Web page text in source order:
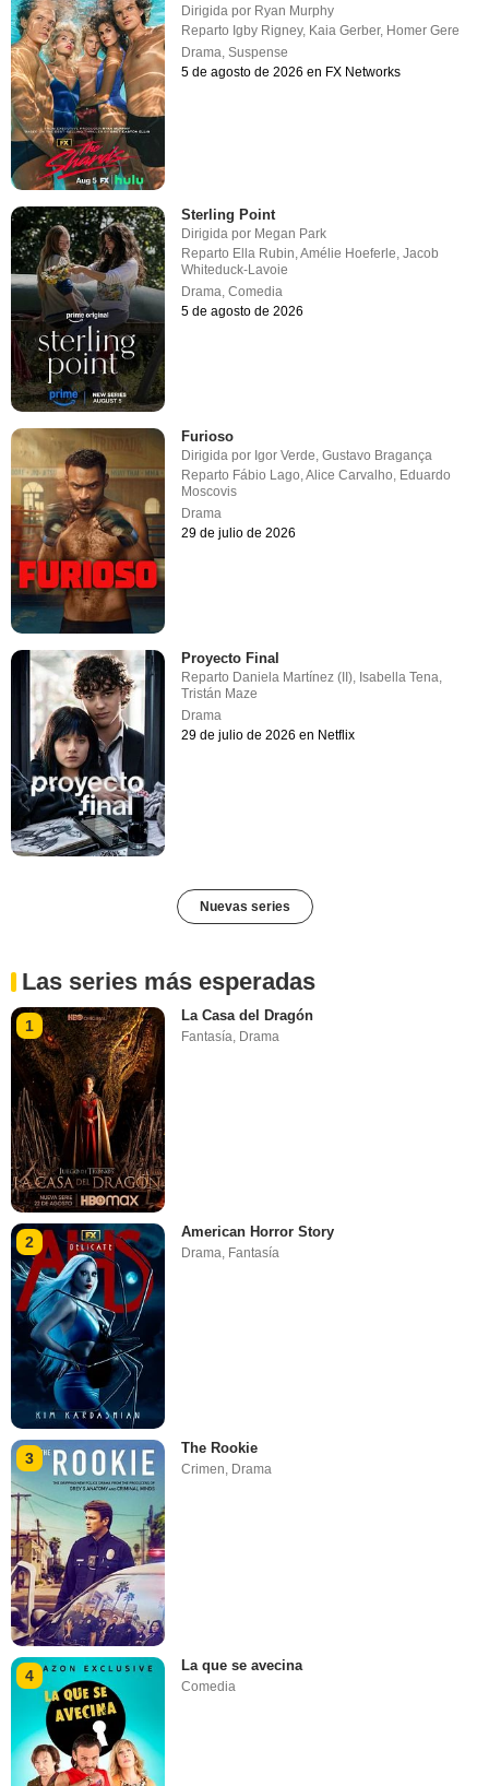
Dirigida por Ryan Murphy
Reparto Igby Rigney, Kaia Gerber, Homer Gere
Drama,Suspense
5 de agosto de 2026 en FX Networks
Sterling Point
Dirigida por Megan Park
Reparto Ella Rubin ,Amélie Hoeferle ,Jacob
Whiteduck-Lavoie
Drama ,Comedia
5 de agosto de 2026
Furioso
Dirigida por Igor Verde,Gustavo Bragança
Reparto Fábio Lago,Alice Carvalho, Eduardo
Moscovis
Drama
29 de julio de 2026
Proyecto Final
Reparto Daniela Martínez (II), Isabella Tena,
Tristán Maze
Drama
29 de julio de 2026 en Netflix
Nuevas series
Las series más esperadas
1
La Casa del Dragón
Fantasía Drama
2
American Horror Story
Drama, Fantasía
3
The Rookie
Crimen, Drama
4
La que se avecina
Comedia